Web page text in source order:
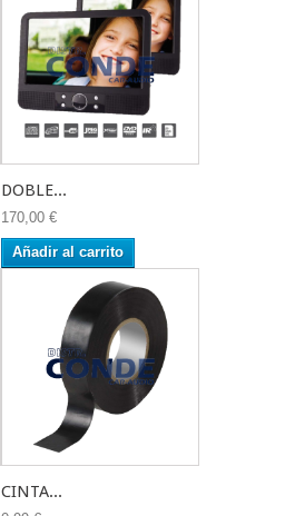
DOBLE...
170,00 €
Añadir al carrito
CINTA...